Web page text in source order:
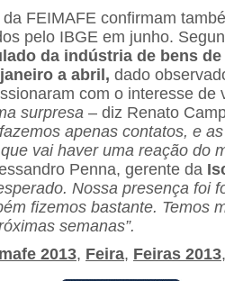
FEIMAFE confirmam
pelo IBGE em junho.
da indústria de bens de
a abril, dado
com o interesse de
surpresa – diz Renato
apenas contatos, e
vai haver uma reação do
Penna, gerente da
Nossa presença foi
fizemos bastante. Temos
semanas”.
2013, Feira, Feiras 2013